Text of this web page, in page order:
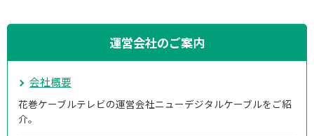
運営会社のご案内
会社概要
花巻ケーブルテレビの運営会社ニューデジタルケーブルをご紹
介。